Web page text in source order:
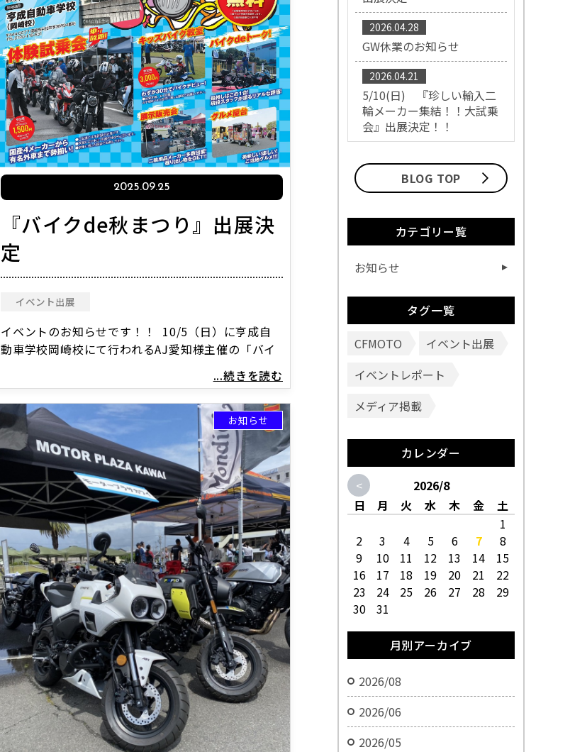
2025.09.25
『バイクde秋まつり』出展決
定
イベント出展
イベントのお知らせです！！ 10/5（日）に亨成自
動車学校岡崎校にて行われるAJ愛知様主催の「バイ
...続きを読む
お知らせ
2026.04.28
GW休業のお知らせ
2026.04.21
5/10(日) 『珍しい輸入二
輪メーカー集結！！大試乗
会』出展決定！！
BLOG TOP
カテゴリー覧
お知らせ
タグ一覧
CFMOTO
イベント出展
イベントレポート
メディア掲載
カレンダー
<
2026/8
日
月 火 水 木 金
土
1
2
3 4 5 6 7
8
9
10 11 12 13 14
15
16
17 18 19 20 21
22
23
24 25 26 27 28
29
30
31
月別アーカイブ
2026/08
2026/06
2026/05